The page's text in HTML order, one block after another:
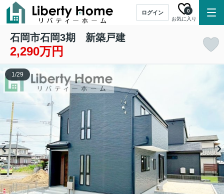
ログイン
お気に入り
0
石岡市石岡3期 新築戸建
2,290万円
1/29